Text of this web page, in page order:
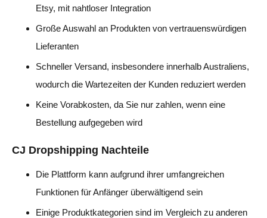
Etsy, mit nahtloser Integration
Große Auswahl an Produkten von vertrauenswürdigen
Lieferanten
Schneller Versand, insbesondere innerhalb Australiens,
wodurch die Wartezeiten der Kunden reduziert werden
Keine Vorabkosten, da Sie nur zahlen, wenn eine
Bestellung aufgegeben wird
CJ Dropshipping Nachteile
Die Plattform kann aufgrund ihrer umfangreichen
Funktionen für Anfänger überwältigend sein
Einige Produktkategorien sind im Vergleich zu anderen